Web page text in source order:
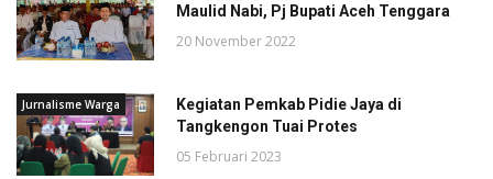
Maulid Nabi, Pj Bupati Aceh Tenggara
20 November 2022
Jurnalisme Warga
Kegiatan Pemkab Pidie Jaya di
Tangkengon Tuai Protes
05 Februari 2023